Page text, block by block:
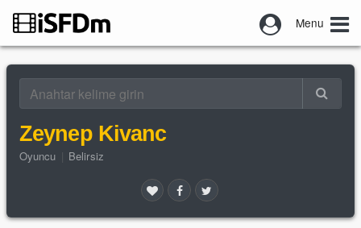
Menu
Zeynep Kivanc
Oyuncu Belirsiz